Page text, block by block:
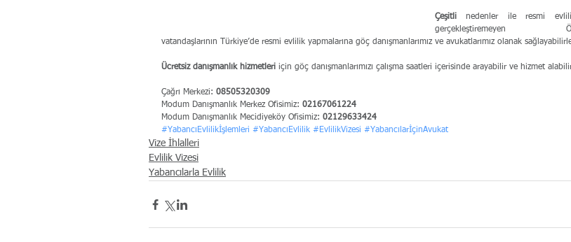
Çeşitli nedenler ile resmi
gerçekleştiremeyen
vatandaşlarının Türkiye’de resmi evlilik yapmalarına göç danışmanlarımız ve avukatlarımız olanak
Ücretsiz danışmanlık hizmetleri için göç danışmanlarımızı çalışma saatleri içerisinde arayabilir ve hizmet
Çağrı Merkezi: 08505320309
Modum Danışmanlık Merkez Ofisimiz: 02167061224
Modum Danışmanlık Mecidiyeköy Ofisimiz: 02129633424
#YabancıEvlilikİşlemleri #YabancıEvlilik #EvlilikVizesi #YabancılarİçinAvukat
Vize İhlalleri
Evlilik Vizesi
Yabancılarla Evlilik